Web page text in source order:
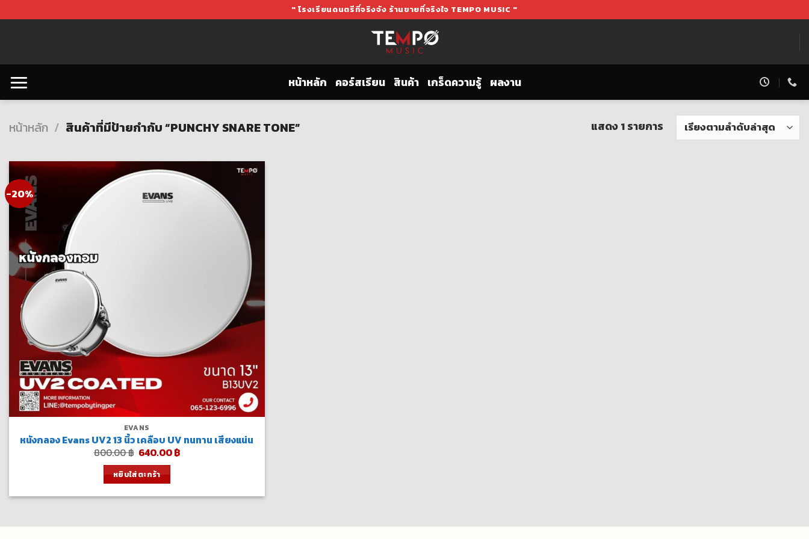
to
" โรงเรียนดนตรีที่จริงจัง ร้านขายที่จริงใจ TEMPO MUSIC "
หน้าหลัก คอร์สเรียน สินค้า เกร็ดความรู้ ผลงาน
หน้าหลัก / สินค้าที่มีป้ายกำกับ “PUNCHY SNARE TONE” แสดง 1 รายการ
-20%
EVANS
หนังกลอง Evans UV2 13 นิ้ว เคลือบ UV ทนทาน เสียงแน่น
800.00฿ Original
was:
800.00 ฿.
640.00฿Current
หยิบใส่ตะกร้า